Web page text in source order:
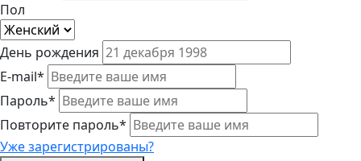
Пол
День рождения
E-mail*
Пароль*
Повторите пароль*
Уже зарегистрированы?